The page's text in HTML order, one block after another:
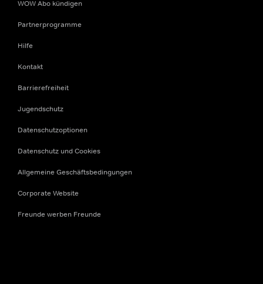
WOW Abo kündigen
Partnerprogramme
Hilfe
Kontakt
Barrierefreiheit
Jugendschutz
Datenschutzoptionen
Datenschutz und Cookies
Allgemeine Geschäftsbedingungen
Corporate Website
Freunde werben Freunde